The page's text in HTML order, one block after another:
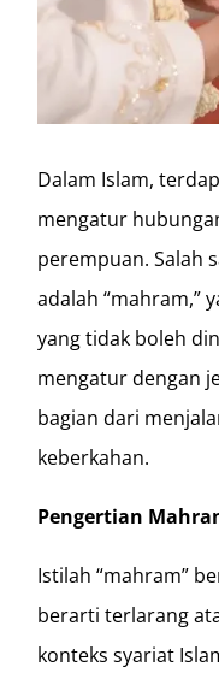
Dalam Islam,
mengatur
perempuan. Salah
adalah “mahram,”
yang tidak boleh
mengatur dengan
bagian dari
keberkahan.
Pengertian
Istilah “mahram”
berarti terlarang
konteks syariat